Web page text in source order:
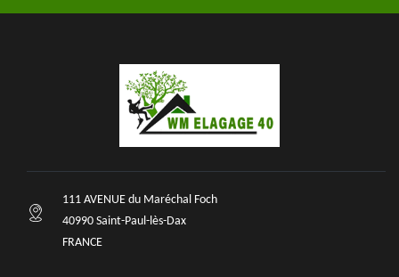
111 AVENUE du Maréchal Foch
40990 Saint-Paul-lès-Dax
FRANCE